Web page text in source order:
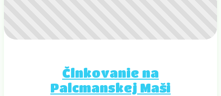
Člnkovanie na
Palcmanskej Maši